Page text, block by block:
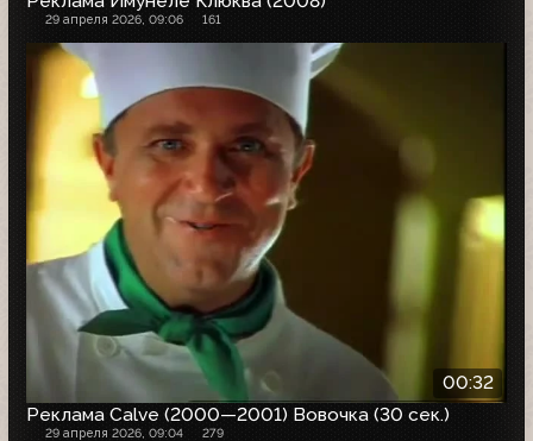
29 апреля 2026, 09:06 161
00:32
Реклама Calve (2000—2001) Вовочка (30 сек.)
29 апреля 2026, 09:04 279